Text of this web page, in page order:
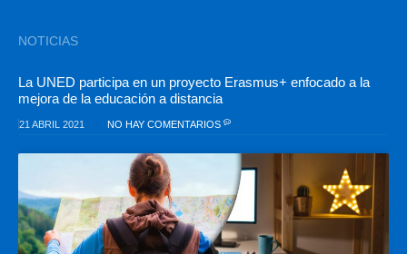
NOTICIAS
La UNED participa en un proyecto Erasmus+ enfocado a la
mejora de la educación a distancia
21 ABRIL 2021 NO HAY COMENTARIOS